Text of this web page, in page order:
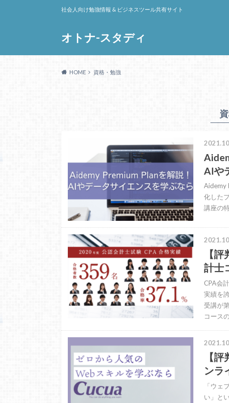
オトナ-スタディ
社会人向け勉強情報 & ビジネスツール共有サイト
HOME 資格・勉強
AIや
Aidemy
化した
講座の
【
計士
CPA会
実績を
受講が
コース
【
ンラ
「ウェ
い」と